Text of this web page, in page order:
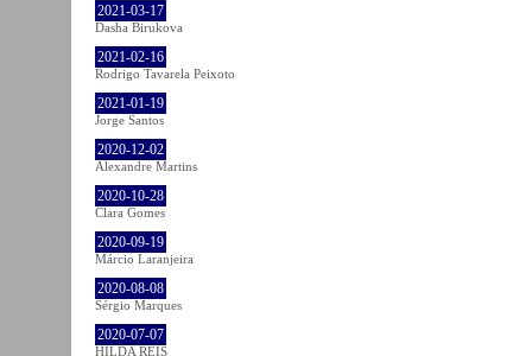
2021-03-17
Dasha Birukova
2021-02-16
Rodrigo Tavarela Peixoto
2021-01-19
Jorge Santos
2020-12-02
Alexandre Martins
2020-10-28
Clara Gomes
2020-09-19
Márcio Laranjeira
2020-08-08
Sérgio Marques
2020-07-07
HILDA REIS